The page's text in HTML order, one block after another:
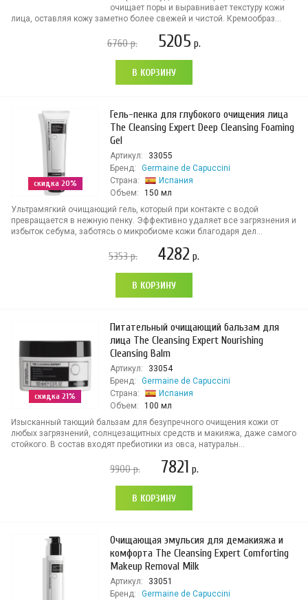
очищает поры и выравнивает текстуру кожи
лица, оставляя кожу заметно более свежей и чистой. Кремообраз...
6760р. 5205 р.
В КОРЗИНУ
скидка 20%
Гель-пенка для глубокого очищения лица
The Cleansing Expert Deep Cleansing Foaming
Gel
Артикул:
33055
Бренд:
Germaine de Capuccini
Страна:
Испания
Объем:
150 мл
Ультрамягкий очищающий гель, который при контакте с водой
превращается в нежную пенку. Эффективно удаляет все загрязнения и
избыток себума, заботясь о микробиоме кожи благодаря дел...
5353р. 4282 р.
В КОРЗИНУ
скидка 21%
Питательный очищающий бальзам для
лица The Cleansing Expert Nourishing
Cleansing Balm
Артикул:
33054
Бренд:
Germaine de Capuccini
Страна:
Испания
Объем:
100 мл
Изысканный тающий бальзам для безупречного очищения кожи от
любых загрязнений, солнцезащитных средств и макияжа, даже самого
стойкого. В состав входят пребиотики из овса, натуральн...
9900р. 7821 р.
В КОРЗИНУ
Очищающая эмульсия для демакияжа и
комфорта The Cleansing Expert Comforting
Makeup Removal Milk
Артикул:
33051
Бренд:
Germaine de Capuccini